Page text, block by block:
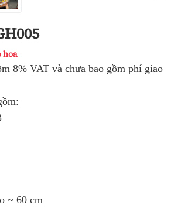
hoa
8% VAT và chưa bao gồm phí giao
~ 60 cm